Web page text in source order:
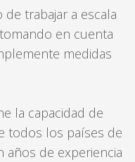
trabajar a escala
en cuenta
medidas
la capacidad de
todos los países de
años de experiencia